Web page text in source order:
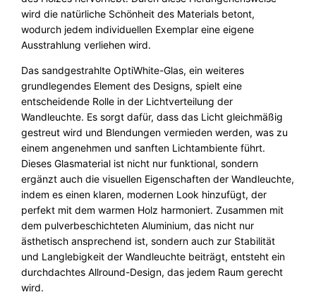
wird die natürliche Schönheit des Materials betont,
wodurch jedem individuellen Exemplar eine eigene
Ausstrahlung verliehen wird.
Das sandgestrahlte OptiWhite-Glas, ein weiteres
grundlegendes Element des Designs, spielt eine
entscheidende Rolle in der Lichtverteilung der
Wandleuchte. Es sorgt dafür, dass das Licht gleichmäßig
gestreut wird und Blendungen vermieden werden, was zu
einem angenehmen und sanften Lichtambiente führt.
Dieses Glasmaterial ist nicht nur funktional, sondern
ergänzt auch die visuellen Eigenschaften der Wandleuchte,
indem es einen klaren, modernen Look hinzufügt, der
perfekt mit dem warmen Holz harmoniert. Zusammen mit
dem pulverbeschichteten Aluminium, das nicht nur
ästhetisch ansprechend ist, sondern auch zur Stabilität
und Langlebigkeit der Wandleuchte beiträgt, entsteht ein
durchdachtes Allround-Design, das jedem Raum gerecht
wird.